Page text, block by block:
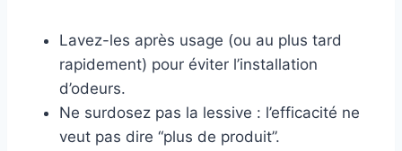
Lavez-les après usage (ou au plus tard
rapidement) pour éviter l’installation
d’odeurs.
Ne surdosez pas la lessive : l’efficacité ne
veut pas dire “plus de produit”.